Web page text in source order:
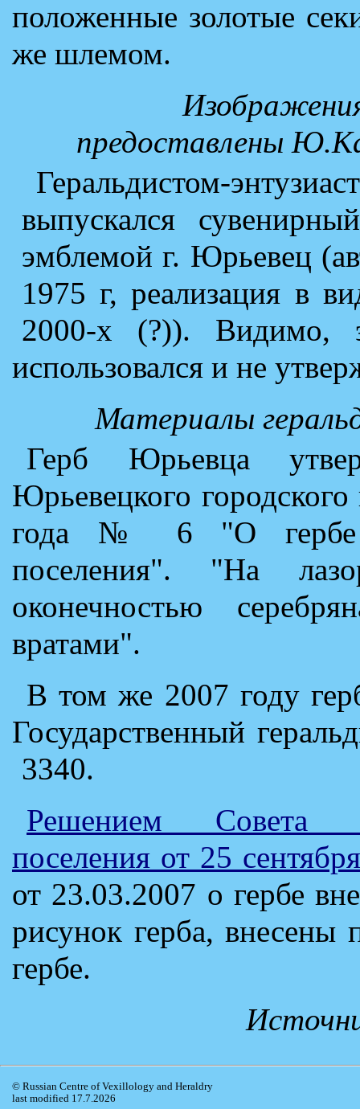
положенные золотые
же шлемом.
предоставлены
Геральдистом-
выпускался
эмблемой г. Юрьевец
1975 г, реализация в
2000-х (?)). Видимо,
использовался и не
Материалы
Герб Юрьевца
Юрьевецкого
года № 6 "О гербе
поселения". "На
оконечностью
вратами".
В том же 2007 году
Государственный
3340.
Решением Совета
поселения от 25
от 23.03.2007 о гербе
рисунок герба, внесены
гербе.
© Russian Centre of Vexillology and Heraldry
last modified 17.7.2026